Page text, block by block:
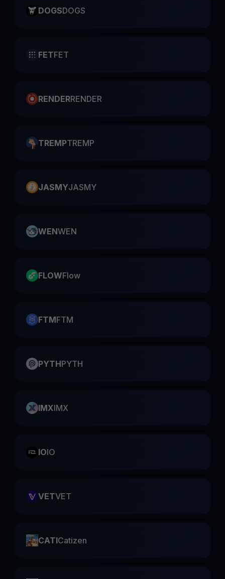
DOGSDOGS
FETFET
RENDERRENDER
TREMPTREMP
JASMYJASMY
WENWEN
FLOWFlow
FTMFTM
PYTHPYTH
IMXIMX
IOIO
VETVET
CATICatizen